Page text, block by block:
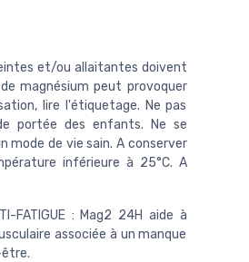
et/ou allaitantes doivent
magnésium peut provoquer
lire l'étiquetage. Ne pas
portée des enfants. Ne se
mode de vie sain. A conserver
inférieure à 25°C. A
FATIGUE : Mag2 24H aide à
associée à un manque